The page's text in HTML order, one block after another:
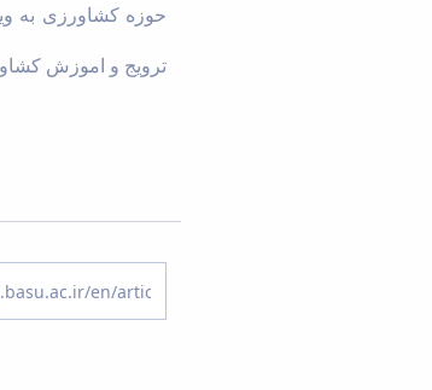
حوزه کشاورزی به